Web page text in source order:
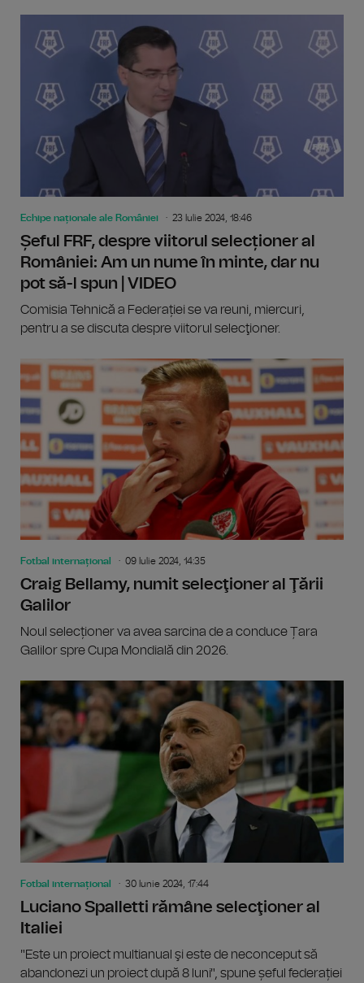
Echipe naționale ale României 23 Iulie 2024, 18:46
Șeful FRF, despre viitorul selecționer al
României: Am un nume în minte, dar nu
pot să-l spun | VIDEO
Comisia Tehnică a Federației se va reuni, miercuri,
pentru a se discuta despre viitorul selecţioner.
Fotbal internațional 09 Iulie 2024, 14:35
Craig Bellamy, numit selecţioner al Ţării
Galilor
Noul selecționer va avea sarcina de a conduce Țara
Galilor spre Cupa Mondială din 2026.
Fotbal internațional 30 Iunie 2024, 17:44
Luciano Spalletti rămâne selecţioner al
Italiei
"Este un proiect multianual şi este de neconceput să
abandonezi un proiect după 8 luni", spune șeful federației